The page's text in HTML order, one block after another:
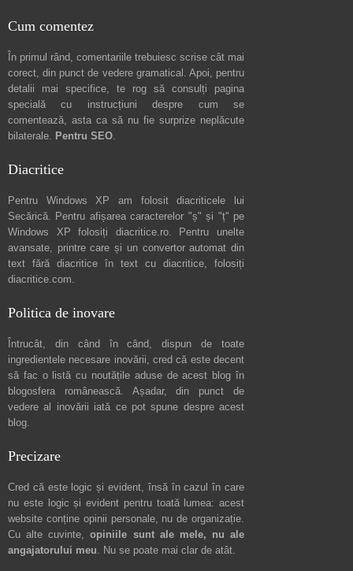
Cum comentez
În primul rând, comentariile trebuiesc scrise cât mai
corect, din punct de vedere gramatical. Apoi, pentru
detalii mai specifice, te rog să consulți pagina
specială cu instrucțiuni despre cum se
comentează, asta ca să nu fie surprize neplăcute
bilaterale. Pentru SEO.
Diacritice
Pentru Windows XP am folosit diacriticele lui
Secărică. Pentru afișarea caracterelor "ș" și "ț" pe
Windows XP folosiți diacritice.ro. Pentru unelte
avansate, printre care și un convertor automat din
text fără diacritice în text cu diacritice, folosiți
diacritice.com.
Politica de inovare
Întrucât, din când în când, dispun de toate
ingredientele necesare inovării, cred că este decent
să fac o listă cu noutățile aduse de acest blog în
blogosfera românească. Așadar, din punct de
vedere al inovării iată ce pot spune despre acest
blog.
Precizare
Cred că este logic și evident, însă în cazul în care
nu este logic și evident pentru toată lumea: acest
website conține opinii personale, nu de organizație.
Cu alte cuvinte,opiniile sunt ale mele, nu ale
angajatorului meu. Nu se poate mai clar de atât.